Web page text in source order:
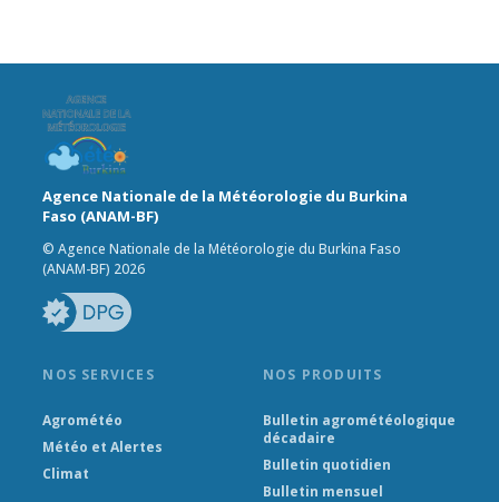
Agence Nationale de la Météorologie du Burkina
Faso (ANAM-BF)
© Agence Nationale de la Météorologie du Burkina Faso
(ANAM-BF) 2026
NOS SERVICES
Agrométéo
Météo et Alertes
Climat
NOS PRODUITS
Bulletin agrométéologique
décadaire
Bulletin quotidien
Bulletin mensuel